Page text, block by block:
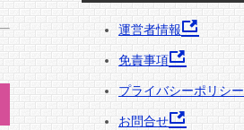
運営者情報
免責事項
プライバシーポリシー
お問合せ